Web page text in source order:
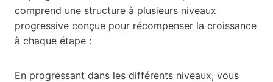
comprend une structure à plusieurs niveaux
progressive conçue pour récompenser la croissance
à chaque étape :
En progressant dans les différents niveaux, vous